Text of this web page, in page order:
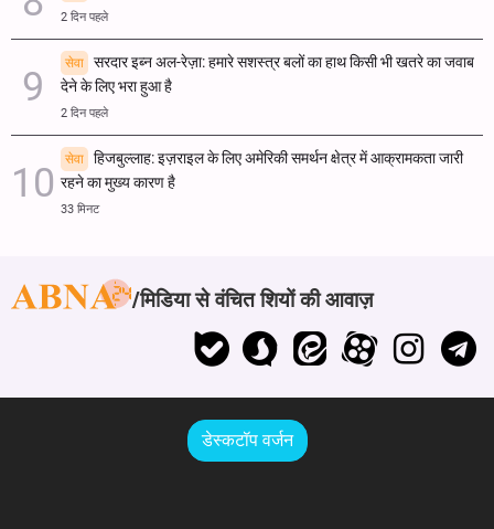
2 दिन पहले
सेवा
सरदार इब्न अल-रेज़ा: हमारे सशस्त्र बलों का हाथ किसी भी खतरे का जवाब
देने के लिए भरा हुआ है
2 दिन पहले
सेवा
हिजबुल्लाह: इज़राइल के लिए अमेरिकी समर्थन क्षेत्र में आक्रामकता जारी
रहने का मुख्य कारण है
33 मिनट
मिडिया से वंचित शियों की आवाज़
डेस्कटॉप वर्जन